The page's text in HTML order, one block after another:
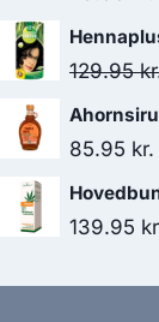
129.95
85.95 kr.
139.95